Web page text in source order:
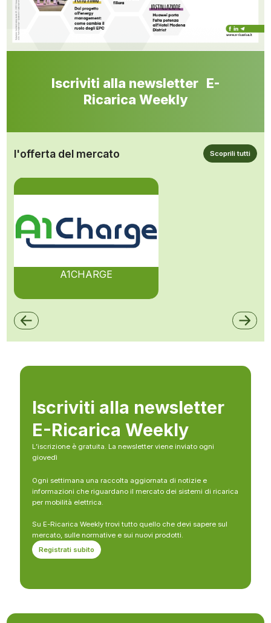
Iscriviti alla newsletter E-
Ricarica Weekly
l'offerta del mercato Scoprili tutti
A1CHARGE
Iscriviti alla newsletter
E-Ricarica Weekly
L’iscrizione è gratuita. La newsletter viene inviato ogni
giovedì
Ogni settimana una raccolta aggiornata di notizie e
informazioni che riguardano il mercato dei sistemi di ricarica
per mobilità elettrica.
Su E-Ricarica Weekly trovi tutto quello che devi sapere sul
mercato, sulle normative e sui nuovi prodotti.
Registrati subito